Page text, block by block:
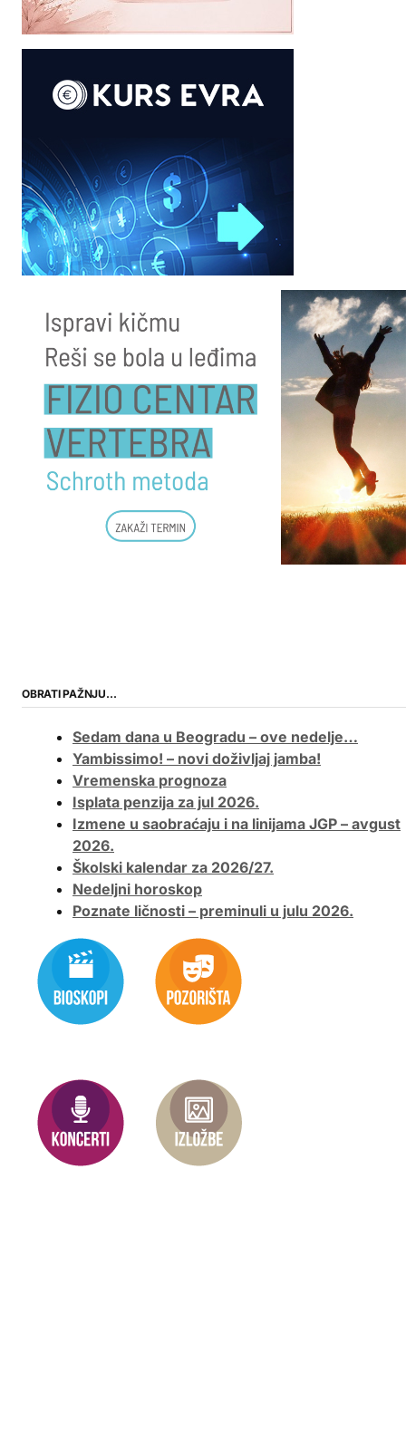
OBRATI PAŽNJU…
Sedam dana u Beogradu – ove nedelje…
Yambissimo! – novi doživljaj jamba!
Vremenska prognoza
Isplata penzija za jul 2026.
Izmene u saobraćaju i na linijama JGP – avgust
2026.
Školski kalendar za 2026/27.
Nedeljni horoskop
Poznate ličnosti – preminuli u julu 2026.